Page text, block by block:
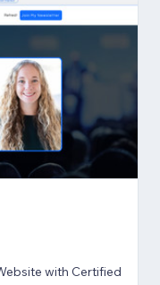
with Certified